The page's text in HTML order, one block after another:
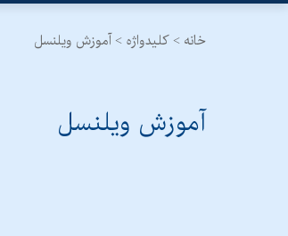
خانه > کلیدواژه > آموزش ویلنسل
آموزش ویلنسل